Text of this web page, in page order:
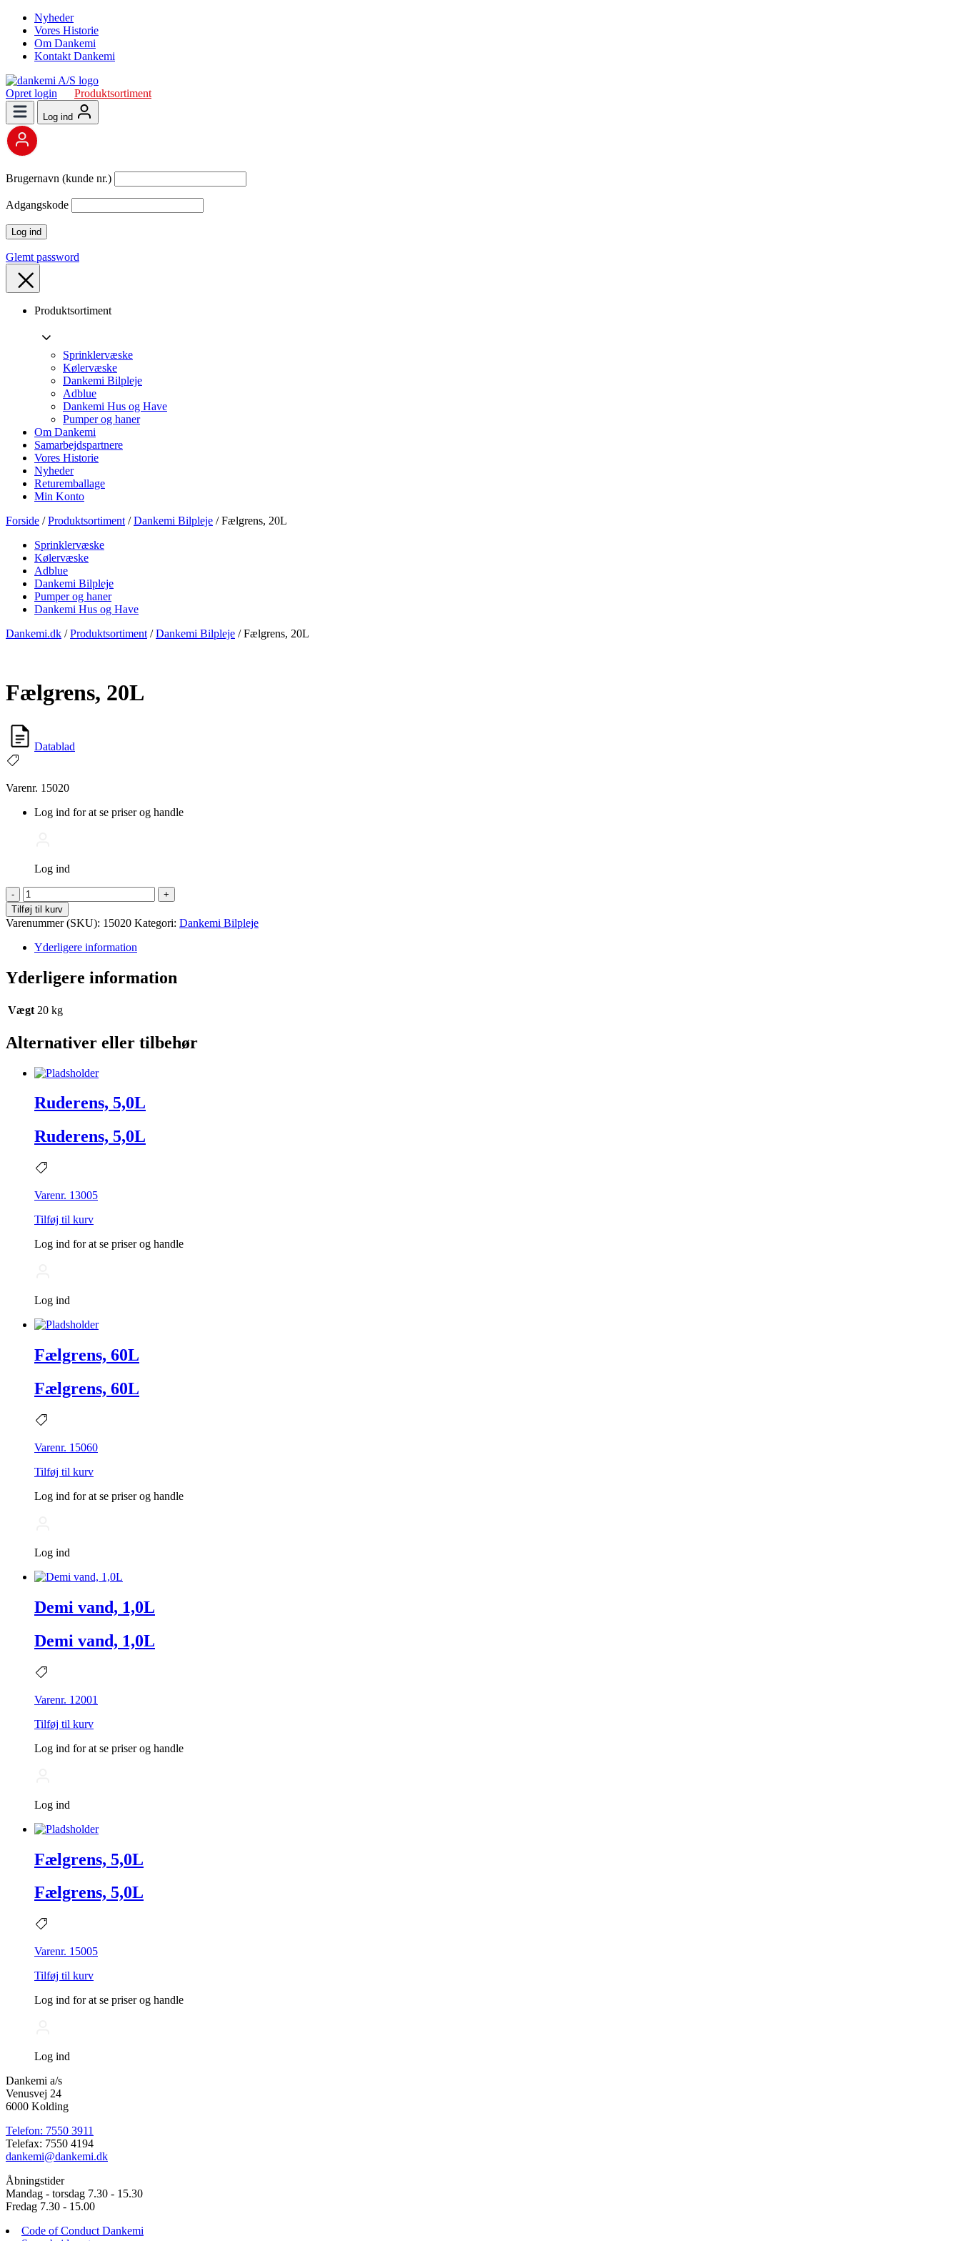
Nyheder
Vores Historie
Om Dankemi
Kontakt Dankemi
Opret login Produktsortiment
Log ind
Brugernavn (kunde nr.)
Adgangskode
Glemt password
Produktsortiment
Sprinklervæske
Kølervæske
Dankemi Bilpleje
Adblue
Dankemi Hus og Have
Pumper og haner
Om Dankemi
Samarbejdspartnere
Vores Historie
Nyheder
Returemballage
Min Konto
Forside /Produktsortiment /Dankemi Bilpleje / Fælgrens, 20L
Sprinklervæske
Kølervæske
Adblue
Dankemi Bilpleje
Pumper og haner
Dankemi Hus og Have
Dankemi.dk /Produktsortiment /Dankemi Bilpleje /Fælgrens, 20L
Fælgrens, 20L
Datablad
Varenr. 15020
Log ind for at se priser og handle
Log ind
-
Fælgrens,
20L
antal
+
Tilføj til kurv
Varenummer (SKU): 15020 Kategori: Dankemi Bilpleje
Yderligere information
Yderligere information
Vægt 20 kg
Alternativer eller tilbehør
Ruderens, 5,0L
Ruderens, 5,0L
Varenr. 13005
Tilføj til kurv
Log ind for at se priser og handle
Log ind
Fælgrens, 60L
Fælgrens, 60L
Varenr. 15060
Tilføj til kurv
Log ind for at se priser og handle
Log ind
Demi vand, 1,0L
Demi vand, 1,0L
Varenr. 12001
Tilføj til kurv
Log ind for at se priser og handle
Log ind
Fælgrens, 5,0L
Fælgrens, 5,0L
Varenr. 15005
Tilføj til kurv
Log ind for at se priser og handle
Log ind
Dankemi a/s
Venusvej 24
6000 Kolding
Telefon: 7550 3911
Telefax: 7550 4194
dankemi@dankemi.dk
Åbningstider
Mandag - torsdag 7.30 - 15.30
Fredag 7.30 - 15.00
Code of Conduct Dankemi